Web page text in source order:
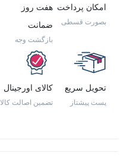
امکان پرداخت
بصورت قسطی
هفت روز
ضمانت
بازگشت وجه
تحویل سریع
پست پیشتاز
کالای اورجینال
تضمین اصالت کالا